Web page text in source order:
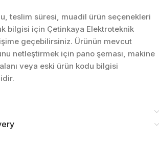
teslim süresi, muadil ürün seçenekleri
bilgisi için Çetinkaya Elektroteknik
geçebilirsiniz. Ürünün mevcut
netleştirmek için pano şeması, makine
veya eski ürün kodu bilgisi